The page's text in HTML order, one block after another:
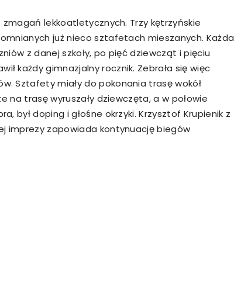
lekkoatletycznych. Trzy kętrzyńskie
już nieco sztafetach mieszanych. Każda
z danej szkoły, po pięć dziewcząt i pięciu
każdy gimnazjalny rocznik. Zebrała się więc
Sztafety miały do pokonania trasę wokół
na trasę wyruszały dziewczęta, a w połowie
był doping i głośne okrzyki. Krzysztof Krupienik z
imprezy zapowiada kontynuację biegów